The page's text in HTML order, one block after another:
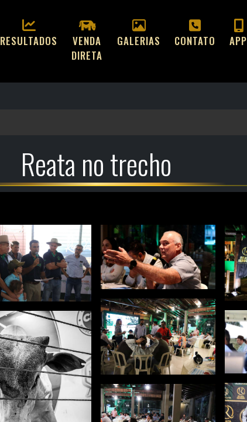
RESULTADOS
VENDA
DIRETA
GALERIAS CONTATO APP
Reata no trecho